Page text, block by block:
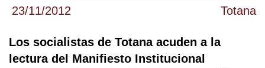
23/11/2012 Totana
Los socialistas de Totana acuden a la
lectura del Manifiesto Institucional